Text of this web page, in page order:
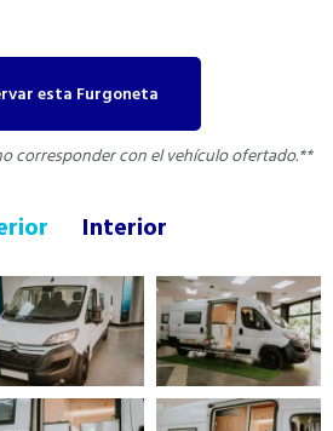
esta Furgoneta
corresponder con el vehículo ofertado.**
Interior